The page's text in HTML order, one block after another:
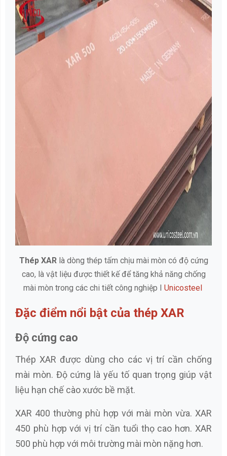
Thép XARlà dòng thép tấm chịu mài mòn có độ cứng
cao, là vật liệu được thiết kế để tăng khả năng chống
mài mòn trong các chi tiết công nghiệp I Unicosteel
Đặc điểm nổi bật của thép XAR
Độ cứng cao
Thép XAR được dùng cho các vị trí cần chống
mài mòn. Độ cứng là yếu tố quan trọng giúp vật
liệu hạn chế cào xước bề mặt.
XAR 400 thường phù hợp với mài mòn vừa. XAR
450 phù hợp với vị trí cần tuổi thọ cao hơn. XAR
500 phù hợp với môi trường mài mòn nặng hơn.